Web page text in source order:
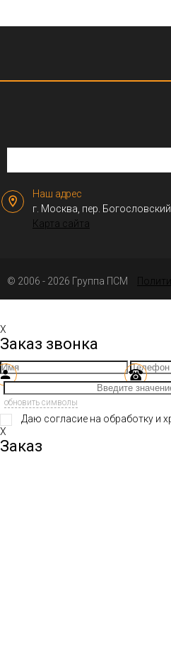
Наш адрес
г. Москва, пер.
Карта сайта
© 2006 - 2026 Группа ПСМ
X
Заказ звонка
обновить символы
Даю согласие на обработку и
X
Заказ